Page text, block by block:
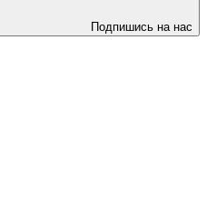
Подпишись на нас